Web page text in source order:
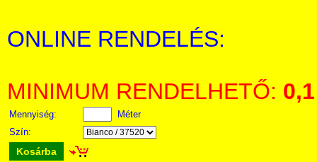
ONLINE RENDELÉS:
MINIMUM RENDELHETŐ: 0,1
Mennyiség:
Méter
Szín:
Kosárba